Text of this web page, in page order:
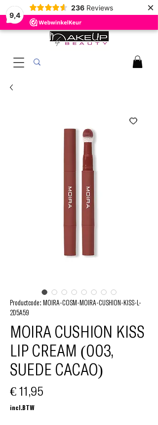
9,4
236 Reviews ×
Productcode: MOIRA-COSM-MOIRA-CUSHION-KISS-L-
2D5A59
MOIRA CUSHION KISS
LIP CREAM (003,
SUEDE CACAO)
€ 11,95
incl.BTW